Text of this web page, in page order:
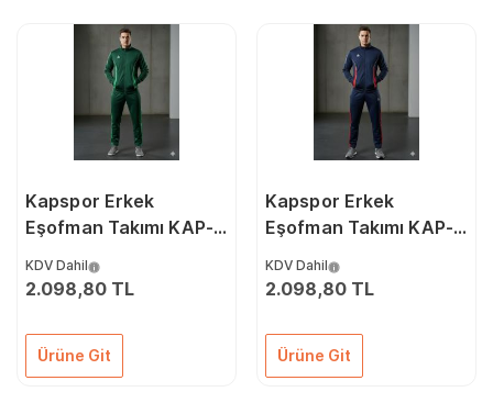
Kapspor Erkek
Eşofman Takımı KAP-
KDV Dahil
2.098,80 TL
Ürüne Git
Kapspor Erkek
Eşofman Takımı KAP-
KDV Dahil
2.098,80 TL
Ürüne Git